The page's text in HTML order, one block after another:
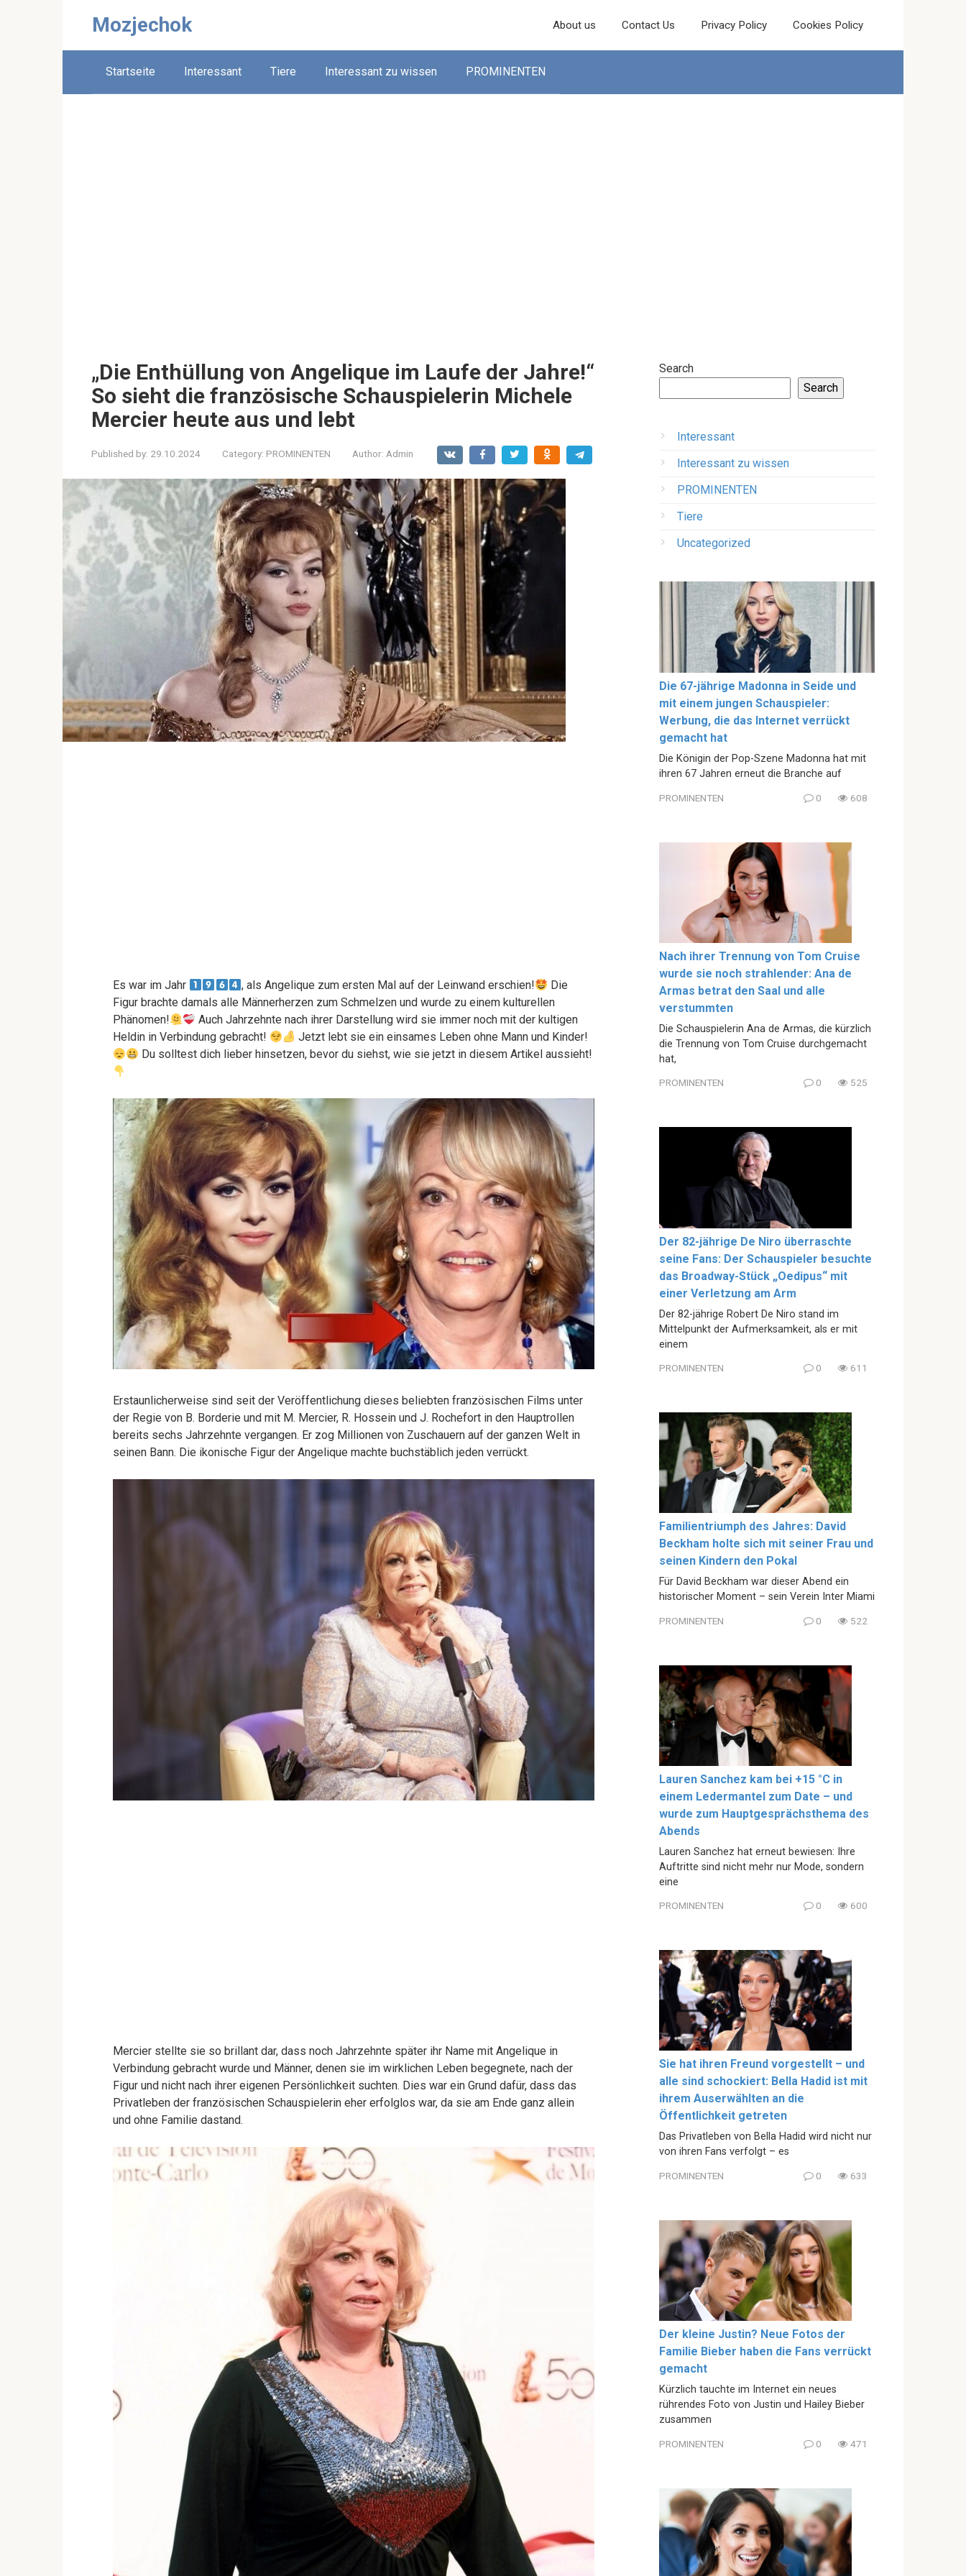
Mozjechok About us Contact Us Privacy Policy Cookies Policy
Startseite Interessant Tiere Interessant zu wissen PROMINENTEN
„Die Enthüllung von Angelique im Laufe der Jahre!“
So sieht die französische Schauspielerin Michele
Mercier heute aus und lebt
Published by: 29.10.2024 Category: PROMINENTEN Author: Admin
Es war im Jahr , als Angelique zum ersten Mal auf der Leinwand erschien!
Die
Figur brachte damals alle Männerherzen zum Schmelzen und wurde zu einem kulturellen
Phänomen!
Auch Jahrzehnte nach ihrer Darstellung wird sie immer noch mit der kultigen
Heldin in Verbindung gebracht!
Jetzt lebt sie ein einsames Leben ohne Mann und Kinder!
Du solltest dich lieber hinsetzen, bevor du siehst, wie sie jetzt in diesem Artikel aussieht!
Erstaunlicherweise sind seit der Veröffentlichung dieses beliebten französischen Films unter
der Regie von B. Borderie und mit M. Mercier, R. Hossein und J. Rochefort in den Hauptrollen
bereits sechs Jahrzehnte vergangen. Er zog Millionen von Zuschauern auf der ganzen Welt in
seinen Bann. Die ikonische Figur der Angelique machte buchstäblich jeden verrückt.
Mercier stellte sie so brillant dar, dass noch Jahrzehnte später ihr Name mit Angelique in
Verbindung gebracht wurde und Männer, denen sie im wirklichen Leben begegnete, nach der
Figur und nicht nach ihrer eigenen Persönlichkeit suchten. Dies war ein Grund dafür, dass das
Privatleben der französischen Schauspielerin eher erfolglos war, da sie am Ende ganz allein
und ohne Familie dastand.
Search
Search
Interessant
Interessant zu wissen
PROMINENTEN
Tiere
Uncategorized
Die 67-jährige Madonna in Seide und
mit einem jungen Schauspieler:
Werbung, die das Internet verrückt
gemacht hat
Die Königin der Pop-Szene Madonna hat mit
ihren 67 Jahren erneut die Branche auf
PROMINENTEN 0 608
Nach ihrer Trennung von Tom Cruise
wurde sie noch strahlender: Ana de
Armas betrat den Saal und alle
verstummten
Die Schauspielerin Ana de Armas, die kürzlich
die Trennung von Tom Cruise durchgemacht
hat,
PROMINENTEN 0 525
Der 82-jährige De Niro überraschte
seine Fans: Der Schauspieler besuchte
das Broadway-Stück „Oedipus“ mit
einer Verletzung am Arm
Der 82-jährige Robert De Niro stand im
Mittelpunkt der Aufmerksamkeit, als er mit
einem
PROMINENTEN 0 611
Familientriumph des Jahres: David
Beckham holte sich mit seiner Frau und
seinen Kindern den Pokal
Für David Beckham war dieser Abend ein
historischer Moment – sein Verein Inter Miami
PROMINENTEN 0 522
Lauren Sanchez kam bei +15 °C in
einem Ledermantel zum Date – und
wurde zum Hauptgesprächsthema des
Abends
Lauren Sanchez hat erneut bewiesen: Ihre
Auftritte sind nicht mehr nur Mode, sondern
eine
PROMINENTEN 0 600
Sie hat ihren Freund vorgestellt – und
alle sind schockiert: Bella Hadid ist mit
ihrem Auserwählten an die
Öffentlichkeit getreten
Das Privatleben von Bella Hadid wird nicht nur
von ihren Fans verfolgt – es
PROMINENTEN 0 633
Der kleine Justin? Neue Fotos der
Familie Bieber haben die Fans verrückt
gemacht
Kürzlich tauchte im Internet ein neues
rührendes Foto von Justin und Hailey Bieber
zusammen
PROMINENTEN 0 471